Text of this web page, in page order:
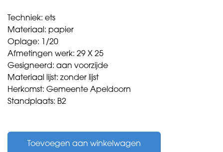
Techniek: ets
Materiaal: papier
Oplage: 1/20
Afmetingen werk: 29 X 25
Gesigneerd: aan voorzijde
Materiaal lijst: zonder lijst
Herkomst: Gemeente Apeldoorn
Standplaats: B2
Pauline
Toevoegen aan winkelwagen